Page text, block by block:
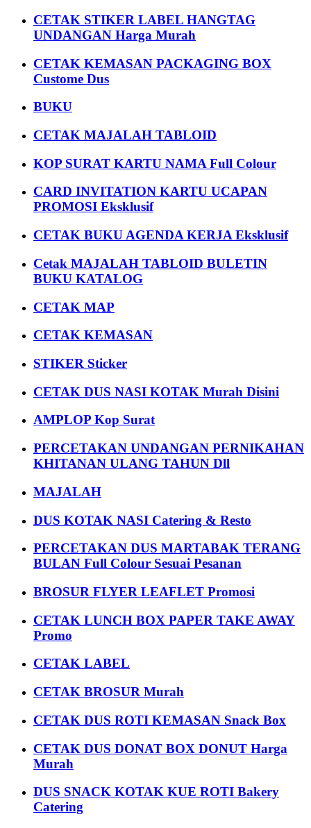
CETAK STIKER LABEL HANGTAG
UNDANGAN Harga Murah
CETAK KEMASAN PACKAGING BOX
Custome Dus
BUKU
CETAK MAJALAH TABLOID
KOP SURAT KARTU NAMA Full Colour
CARD INVITATION KARTU UCAPAN
PROMOSI Eksklusif
CETAK BUKU AGENDA KERJA Eksklusif
Cetak MAJALAH TABLOID BULETIN
BUKU KATALOG
CETAK MAP
CETAK KEMASAN
STIKER Sticker
CETAK DUS NASI KOTAK Murah Disini
AMPLOP Kop Surat
PERCETAKAN UNDANGAN PERNIKAHAN
KHITANAN ULANG TAHUN Dll
MAJALAH
DUS KOTAK NASI Catering & Resto
PERCETAKAN DUS MARTABAK TERANG
BULAN Full Colour Sesuai Pesanan
BROSUR FLYER LEAFLET Promosi
CETAK LUNCH BOX PAPER TAKE AWAY
Promo
CETAK LABEL
CETAK BROSUR Murah
CETAK DUS ROTI KEMASAN Snack Box
CETAK DUS DONAT BOX DONUT Harga
Murah
DUS SNACK KOTAK KUE ROTI Bakery
Catering